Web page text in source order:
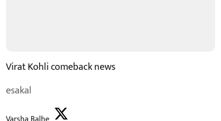
Virat Kohli comeback news
esakal